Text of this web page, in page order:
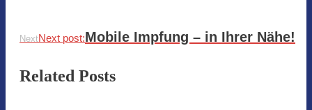
NextNext post:Mobile Impfung – in Ihrer Nähe!
Related Posts